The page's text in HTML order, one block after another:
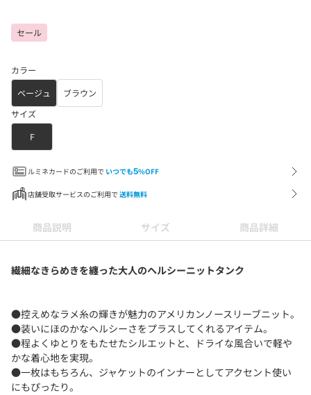
セール
カラー
ベージュ
ブラウン
サイズ
F
ルミネカードのご利用で いつでも5%OFF
店舗受取サービスのご利用で 送料無料
商品説明 サイズ 商品詳細
繊細なきらめきを纏った大人のヘルシーニットタンク
●控えめなラメ糸の輝きが魅力のアメリカンノースリーブニット。
●装いにほのかなヘルシーさをプラスしてくれるアイテム。
●程よくゆとりをもたせたシルエットと、ドライな風合いで軽や
かな着心地を実現。
●一枚はもちろん、ジャケットのインナーとしてアクセント使い
にもぴったり。